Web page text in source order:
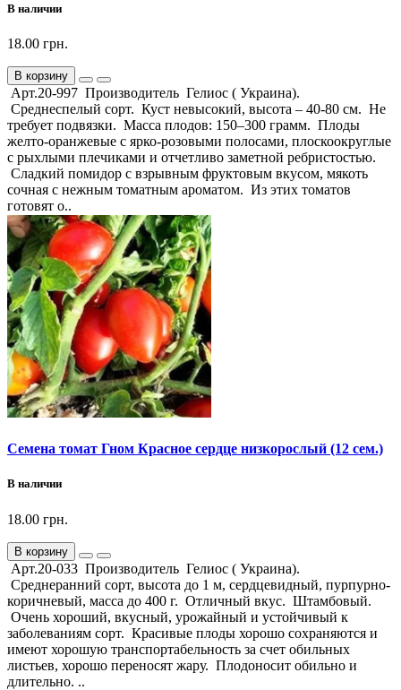
В наличии
18.00 грн.
В корзину
Арт.20-997 Производитель Гелиос ( Украина).
Среднеспелый сорт. Куст невысокий, высота – 40-80 см. Не
требует подвязки. Масса плодов: 150–300 грамм. Плоды
желто-оранжевые с ярко-розовыми полосами, плоскоокруглые
с рыхлыми плечиками и отчетливо заметной ребристостью.
Сладкий помидор с взрывным фруктовым вкусом, мякоть
сочная с нежным томатным ароматом. Из этих томатов
готовят о..
Семена томат Гном Красное сердце низкорослый (12 сем.)
В наличии
18.00 грн.
В корзину
Арт.20-033 Производитель Гелиос ( Украина).
Среднеранний сорт, высота до 1 м, сердцевидный, пурпурно-
коричневый, масса до 400 г. Отличный вкус. Штамбовый.
Очень хороший, вкусный, урожайный и устойчивый к
заболеваниям сорт. Красивые плоды хорошо сохраняются и
имеют хорошую транспортабельность за счет обильных
листьев, хорошо переносят жару. Плодоносит обильно и
длительно. ..